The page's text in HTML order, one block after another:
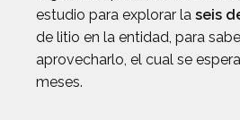
estudio para explorar la seis
de litio en la entidad, para
aprovecharlo, el cual se
meses.